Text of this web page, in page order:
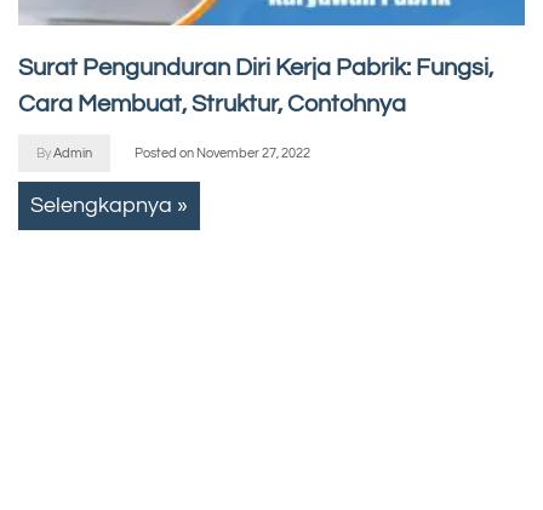
Surat Pengunduran Diri Kerja Pabrik: Fungsi,
Cara Membuat, Struktur, Contohnya
ByAdmin Posted on November 27, 2022
Selengkapnya »